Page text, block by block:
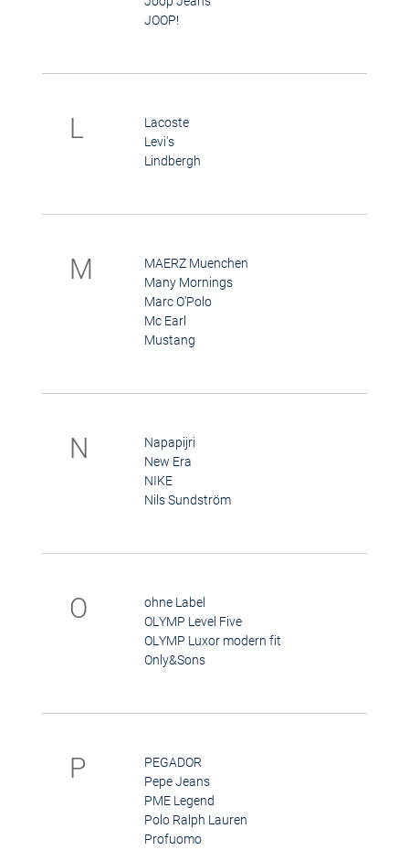
JOOP!
L
Lacoste
Levi's
Lindbergh
M
MAERZ Muenchen
Many Mornings
Marc O'Polo
Mc Earl
Mustang
N
Napapijri
New Era
NIKE
Nils Sundström
O
ohne Label
OLYMP Level Five
OLYMP Luxor modern fit
Only&Sons
P
PEGADOR
Pepe Jeans
PME Legend
Polo Ralph Lauren
Profuomo